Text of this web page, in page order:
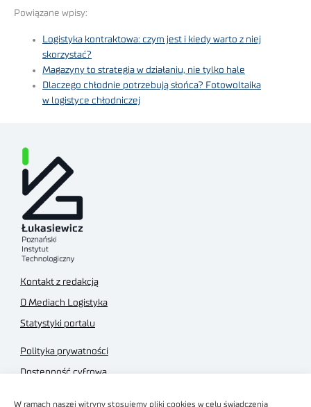
W ramach naszej witryny stosujemy pliki cookies w celu świadczenia
Powiązane wpisy:
Logistyka kontraktowa: czym jest i kiedy warto z niej
skorzystać?
Magazyny to strategia w działaniu, nie tylko hale
Dlaczego chłodnie potrzebują słońca? Fotowoltaika
w logistyce chłodniczej
Kontakt z redakcją
O Mediach Logistyka
Statystyki portalu
Polityka prywatności
Dostępność cyfrowa